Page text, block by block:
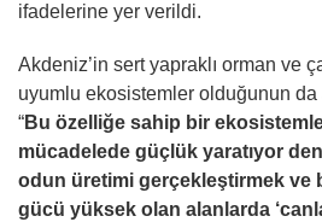
ifadelerine yer verildi.
Akdeniz’in sert yapraklı orman ve
uyumlu ekosistemler olduğunun da
“Bu özelliğe sahip bir
mücadelede güçlük yaratıyor
odun üretimi gerçekleştirmek ve
gücü yüksek olan alanlarda